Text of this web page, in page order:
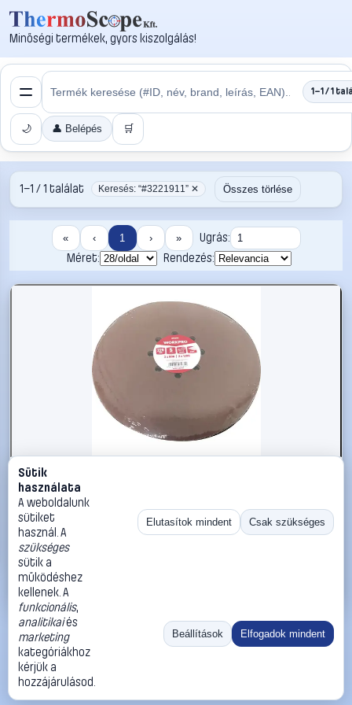
Minőségi termékek, gyors kiszolgálás!
1–1 / 1
🌙 👤 Belépés 🛒
1–1 / 1 találat Keresés: “#3221911” ✕ Összes törlése
« ‹ 1 › »
Ugrás:
Méret:
Rendezés:
#3221911
WorkPro WP407216 Csiszolópapír csiszolókoronghoz (Ø)
230 mm 5 db
WorkPro
2 590 Ft
Kosárba
«
Ugrás:
Méret:
Rendezés:
©2026
ThermoScope
ÁSZF
Cégbemutató
Sütik
használata
A weboldalunk
sütiket
használ. A
szükséges
sütik a
működéshez
kellenek. A
funkcionális,
analitikaiés
marketing
kategóriákhoz
kérjük a
hozzájárulásod.
Elutasítok mindent Csak szükséges
Beállítások Elfogadok mindent